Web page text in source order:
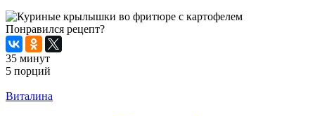
Понравился рецепт?
35 минут
5 порций
Виталина